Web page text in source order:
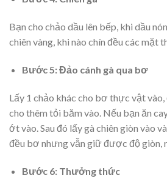
Bạn cho chảo dầu lên bếp, khi dầu
chiên vàng, khi nào chín đều các mặt
Bước 5: Đảo cánh gà qua bơ
Lấy 1 chảo khác cho bơ thực vật
cho thêm tỏi băm vào. Nếu bạn ăn
ớt vào. Sau đó lấy gà chiên giòn vào
đều bơ nhưng vẫn giữ được độ giòn,
Bước 6: Thưởng thức